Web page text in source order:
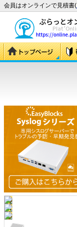
会員はオンラインで見積書(